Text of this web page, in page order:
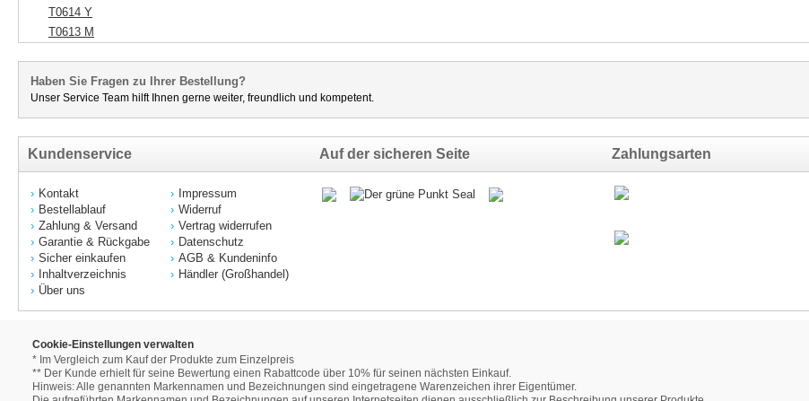
T0614 Y
T0613 M
Haben Sie Fragen zu Ihrer Bestellung?
Unser Service Team hilft Ihnen gerne weiter, freundlich und kompetent.
Kundenservice
Kontakt
Bestellablauf
Zahlung & Versand
Garantie & Rückgabe
Sicher einkaufen
Inhaltverzeichnis
Über uns
Impressum
Widerruf
Vertrag widerrufen
Datenschutz
AGB & Kundeninfo
Händler (Großhandel)
Auf der sicheren Seite Zahlungsarten
Cookie-Einstellungen verwalten
* Im Vergleich zum Kauf der Produkte zum Einzelpreis
** Der Kunde erhielt für seine Bewertung einen Rabattcode über 10% für seinen nächsten Einkauf.
Hinweis: Alle genannten Markennamen und Bezeichnungen sind eingetragene Warenzeichen ihrer Eigentümer.